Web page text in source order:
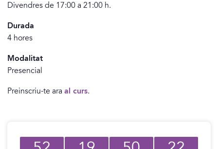
Divendres de 17:00 a 21:00 h.
Durada
4 hores
Modalitat
Presencial
Preinscriu-te ara al curs.